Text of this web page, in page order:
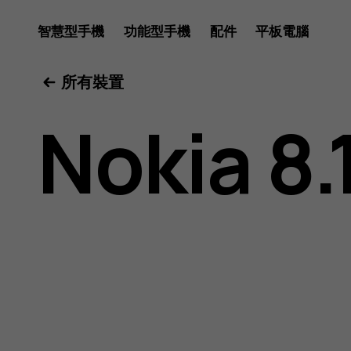
Nokia
8.1
用
智慧型手機 功能型手機 配件 平板電腦
所有裝置
Nokia